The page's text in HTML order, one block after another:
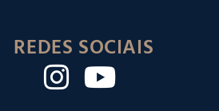
REDES SOCIAIS